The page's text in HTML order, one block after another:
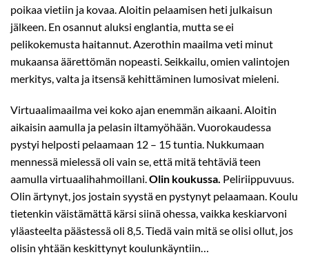
poikaa vietiin ja kovaa. Aloitin pelaamisen heti julkaisun
jälkeen. En osannut aluksi englantia, mutta se ei
pelikokemusta haitannut. Azerothin maailma veti minut
mukaansa äärettömän nopeasti. Seikkailu, omien valintojen
merkitys, valta ja itsensä kehittäminen lumosivat mieleni.
Virtuaalimaailma vei koko ajan enemmän aikaani. Aloitin
aikaisin aamulla ja pelasin iltamyöhään. Vuorokaudessa
pystyi helposti pelaamaan 12 – 15 tuntia. Nukkumaan
mennessä mielessä oli vain se, että mitä tehtäviä teen
aamulla virtuaalihahmoillani.Olin koukussa. Peliriippuvuus.
Olin ärtynyt, jos jostain syystä en pystynyt pelaamaan. Koulu
tietenkin väistämättä kärsi siinä ohessa, vaikka keskiarvoni
yläasteelta päästessä oli 8,5. Tiedä vain mitä se olisi ollut, jos
olisin yhtään keskittynyt koulunkäyntiin…